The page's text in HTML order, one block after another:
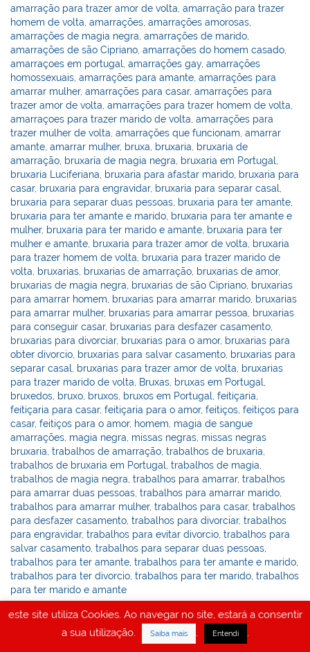
amarração para trazer amor de volta ,amarração para trazer
homem de volta ,amarrações ,amarrações amorosas
amarrações de magia negra ,amarrações de marido
amarrações de são Cipriano ,amarrações do homem casado
amarraçoes em portugal ,amarrações gay,amarrações
homossexuais ,amarrações para amante ,amarrações para
amarrar mulher,amarrações para casar,amarrações para
trazer amor de volta ,amarrações para trazer homem de volta
amarraçoes para trazer marido de volta ,amarrações para
trazer mulher de volta ,amarrações que funcionam ,amarrar
amante ,amarrar mulher, bruxa bruxaria
bruxaria de
amarração bruxaria de magia negra bruxaria em Portugal
bruxaria Luciferiana
bruxaria para afastar marido bruxaria para
casar, bruxaria para engravidar, bruxaria para separar casal
bruxaria para separar duas pessoas bruxaria para ter amante
bruxaria para ter amante e marido bruxaria para ter amante e
mulher, bruxaria para ter marido e amante bruxaria para ter
mulher e amante bruxaria para trazer amor de volta
bruxaria
para trazer homem de volta
bruxaria para trazer marido de
volta
bruxarias bruxarias de amarração bruxarias de amor,
bruxarias de magia negra
bruxarias de são Cipriano bruxarias
para amarrar homem
bruxarias para amarrar marido bruxarias
para amarrar mulher, bruxarias para amarrar pessoa
bruxarias
para conseguir casar, bruxarias para desfazer casamento
bruxarias para divorciar, bruxarias para o amor, bruxarias para
obter divorcio bruxarias para salvar casamento bruxarias para
separar casal
bruxarias para trazer amor de volta
bruxarias
para trazer marido de volta
Bruxas bruxas em Portugal
bruxedos bruxo bruxos bruxos em Portugal ,feitiçaria
feitiçaria para casar,feitiçaria para o amor,feitiços ,feitiços para
casar,feitiços para o amor, homem magia de sangue
amarrações magia negra missas negras missas negras
bruxaria ,trabalhos de amarração ,trabalhos de bruxaria
trabalhos de bruxaria em Portugal ,trabalhos de magia
trabalhos de magia negra ,trabalhos para amarrar,trabalhos
para amarrar duas pessoas ,trabalhos para amarrar marido
trabalhos para amarrar mulher,trabalhos para casar,trabalhos
para desfazer casamento ,trabalhos para divorciar,trabalhos
para engravidar,trabalhos para evitar divorcio ,trabalhos para
salvar casamento ,trabalhos para separar duas pessoas
trabalhos para ter amante ,trabalhos para ter amante e marido
trabalhos para ter divorcio ,trabalhos para ter marido ,trabalhos
para ter marido e amante
Amarrações, amarrações africanas
este site utiliza Cookies. Ao navegar no site, estará a consentir
a sua utilização.
Saiba mais . Entendi .